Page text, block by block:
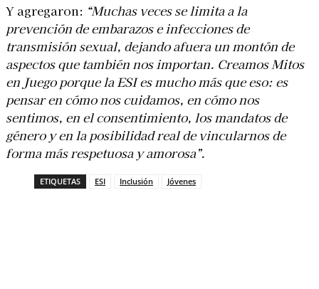
Y agregaron: “Muchas veces se limita a la
prevención de embarazos e infecciones de
transmisión sexual, dejando afuera un montón de
aspectos que también nos importan. Creamos Mitos
en Juego porque la ESI es mucho más que eso: es
pensar en cómo nos cuidamos, en cómo nos
sentimos, en el consentimiento, los mandatos de
género y en la posibilidad real de vincularnos de
forma más respetuosa y amorosa”.
ETIQUETAS ESI Inclusión Jóvenes